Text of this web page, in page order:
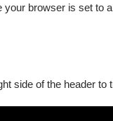
your browser is set to
side of the header